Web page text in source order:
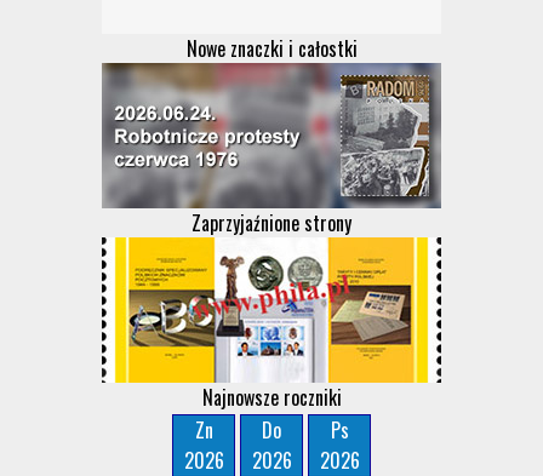
Nowe znaczki i całostki
Zaprzyjaźnione strony
Najnowsze roczniki
Zn
2026
Do
2026
Ps
2026